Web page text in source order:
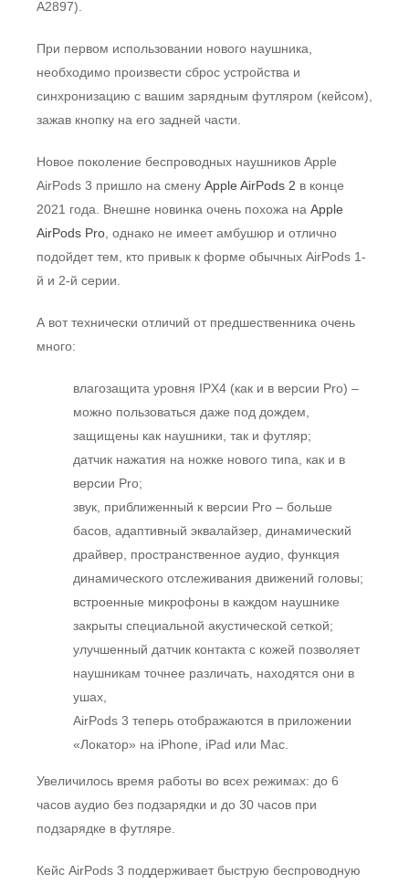
A2897).
При первом использовании нового наушника,
необходимо произвести сброс устройства и
синхронизацию с вашим зарядным футляром (кейсом),
зажав кнопку на его задней части.
Новое поколение беспроводных наушников Apple
AirPods 3 пришло на смену Apple AirPods 2 в конце
2021 года. Внешне новинка очень похожа на Apple
AirPods Pro , однако не имеет амбушюр и отлично
подойдет тем, кто привык к форме обычных AirPods 1-
й и 2-й серии.
А вот технически отличий от предшественника очень
много:
влагозащита уровня IPX4 (как и в версии Pro) –
можно пользоваться даже под дождем,
защищены как наушники, так и футляр;
датчик нажатия на ножке нового типа, как и в
версии Pro;
звук, приближенный к версии Pro – больше
басов, адаптивный эквалайзер, динамический
драйвер, пространственное аудио, функция
динамического отслеживания движений головы;
встроенные микрофоны в каждом наушнике
закрыты специальной акустической сеткой;
улучшенный датчик контакта с кожей позволяет
наушникам точнее различать, находятся они в
ушах,
AirPods 3 теперь отображаются в приложении
«Локатор» на iPhone, iPad или Mac.
Увеличилось время работы во всех режимах: до 6
часов аудио без подзарядки и до 30 часов при
подзарядке в футляре.
Кейс AirPods 3 поддерживает быструю беспроводную